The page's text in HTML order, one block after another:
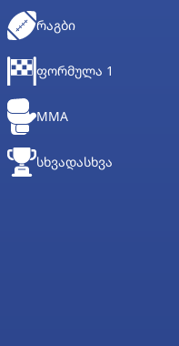
ᲠᲐᲒᲑᲘ
ᲤᲝᲠᲛᲣᲚᲐ 1
MMA
ᲡᲮᲕᲐᲓᲐᲡᲮᲕᲐ